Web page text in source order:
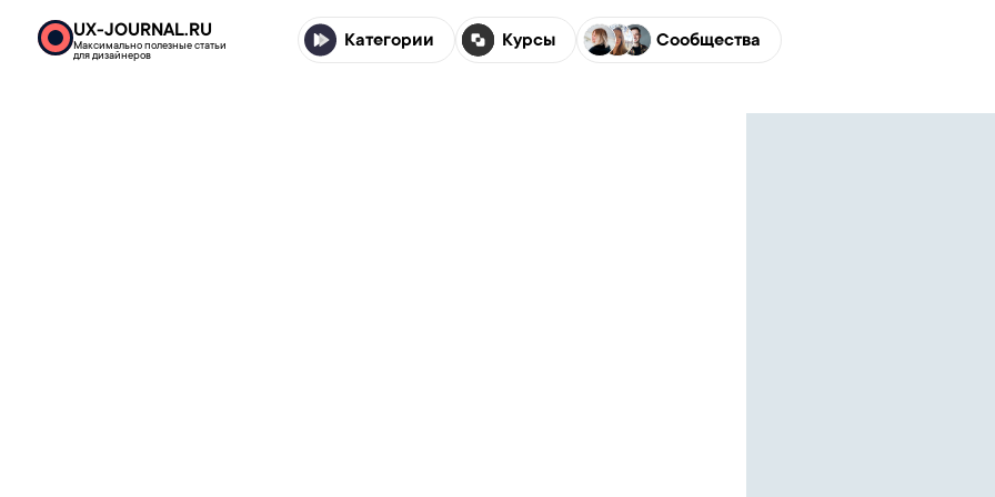
UX-JOURNAL.RU
Максимально полезные статьи
для дизайнеров
Категории Курсы Сообщества